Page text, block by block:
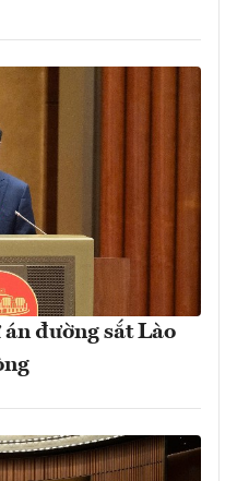
đường sắt Lào